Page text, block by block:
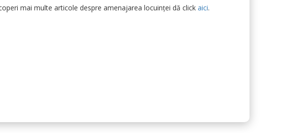
mai multe articole despre amenajarea locuinței dă click aici.